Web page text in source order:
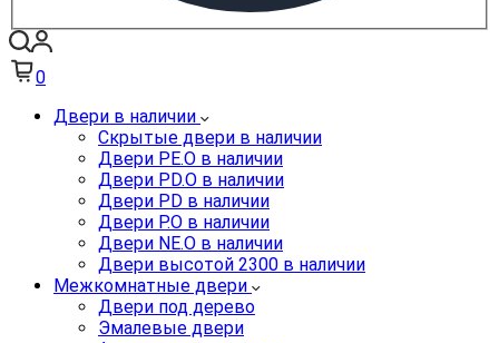
0
Двери в наличии
Скрытые двери в наличии
Двери PE.O в наличии
Двери PD.O в наличии
Двери PD в наличии
Двери P.O в наличии
Двери NE.O в наличии
Двери высотой 2300 в наличии
Межкомнатные двери
Двери под дерево
Эмалевые двери